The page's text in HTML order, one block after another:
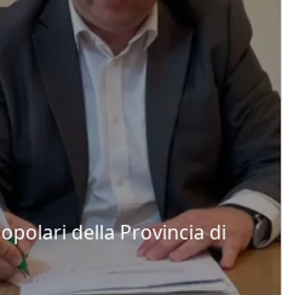
della Provincia di